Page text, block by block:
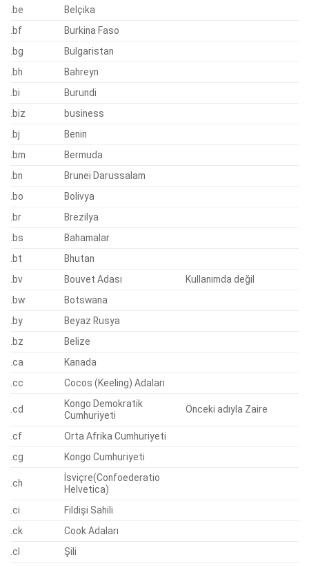
.be
Belçika
.bf
Burkina Faso
.bg
Bulgaristan
.bh
Bahreyn
.bi
Burundi
.biz
business
.bj
Benin
.bm
Bermuda
.bn
Brunei Darussalam
.bo
Bolivya
.br
Brezilya
.bs
Bahamalar
.bt
Bhutan
.bv
Bouvet Adası
Kullanımda değil
.bw
Botswana
.by
Beyaz Rusya
.bz
Belize
.ca
Kanada
.cc
Cocos (Keeling) Adaları
.cd
Kongo Demokratik
Cumhuriyeti
Önceki adıyla Zaire
.cf
Orta Afrika Cumhuriyeti
.cg
Kongo Cumhuriyeti
.ch
İsviçre(Confoederatio
Helvetica)
.ci
Fildişi Sahili
.ck
Cook Adaları
.cl
Şili